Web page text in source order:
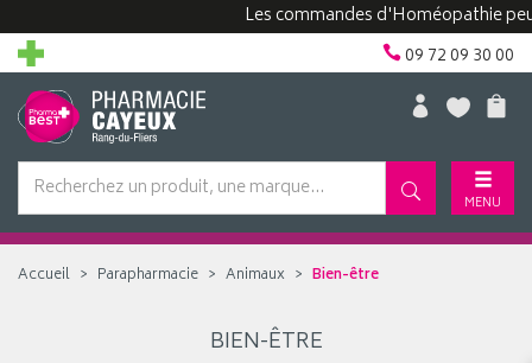
Les commandes d'Homéopathie
09 72 09 30 00
MENU
Accueil Parapharmacie Animaux Bien-être
BIEN-ÊTRE